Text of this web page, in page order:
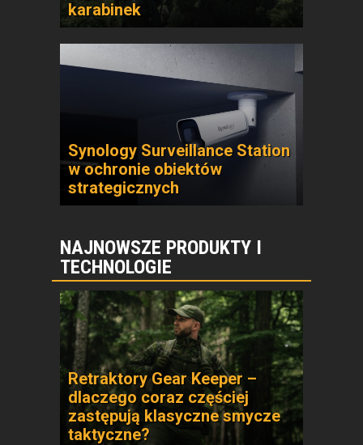
karabinek
Synology Surveillance Station
w ochronie obiektów
strategicznych
NAJNOWSZE PRODUKTY I
TECHNOLOGIE
Retraktory Gear Keeper –
dlaczego coraz częściej
zastępują klasyczne smycze
taktyczne?